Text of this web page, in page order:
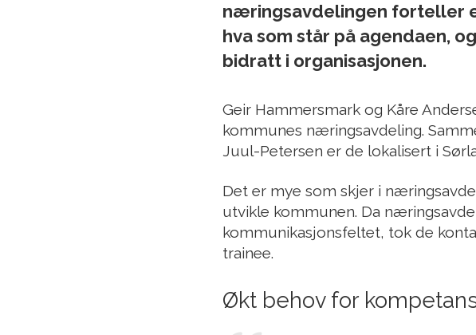
næringsavdelingen forteller
hva som står på agendaen,
bidratt i organisasjonen.
Geir Hammersmark og Kåre
kommunes næringsavdeling.
Juul-Petersen er de lokalisert i
Det er mye som skjer i
utvikle kommunen. Da
kommunikasjonsfeltet, tok de
trainee.
Økt behov for